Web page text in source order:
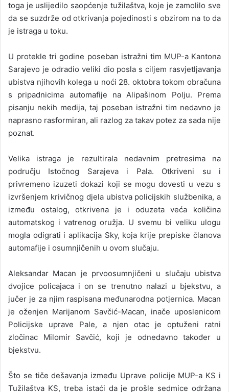
toga je uslijedilo saopćenje tužilaštva, koje je zamolilo sve
da se suzdrže od otkrivanja pojedinosti s obzirom na to da
je istraga u toku.
U protekle tri godine poseban istražni tim MUP-a Kantona
Sarajevo je odradio veliki dio posla s ciljem rasvjetljavanja
ubistva njihovih kolega u noći 28. oktobra tokom obračuna
s pripadnicima automafije na Alipašinom Polju. Prema
pisanju nekih medija, taj poseban istražni tim nedavno je
naprasno rasformiran, ali razlog za takav potez za sada nije
poznat.
Velika istraga je rezultirala nedavnim pretresima na
području Istočnog Sarajeva i Pala. Otkriveni su i
privremeno izuzeti dokazi koji se mogu dovesti u vezu s
izvršenjem krivičnog djela ubistva policijskih službenika, a
između ostalog, otkrivena je i oduzeta veća količina
automatskog i vatrenog oružja. U svemu bi veliku ulogu
mogla odigrati i aplikacija Sky, koja krije prepiske članova
automafije i osumnjičenih u ovom slučaju.
Aleksandar Macan je prvoosumnjičeni u slučaju ubistva
dvojice policajaca i on se trenutno nalazi u bjekstvu, a
jučer je za njim raspisana međunarodna potjernica. Macan
je oženjen Marijanom Savčić-Macan, inače uposlenicom
Policijske uprave Pale, a njen otac je optuženi ratni
zločinac Milomir Savčić, koji je odnedavno također u
bjekstvu.
Što se tiče dešavanja između Uprave policije MUP-a KS i
Tužilaštva KS, treba istaći da je prošle sedmice održana